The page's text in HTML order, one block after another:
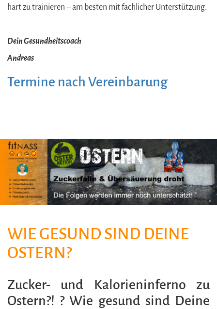
hart zu trainieren –am besten mit fachlicher Unterstützung.
Dein Gesundheitscoach
Andreas
Termine nach Vereinbarung
WIE GESUND SIND DEINE
OSTERN?
Zucker- und Kalorieninferno zu
Ostern?! ? Wie gesund sind Deine